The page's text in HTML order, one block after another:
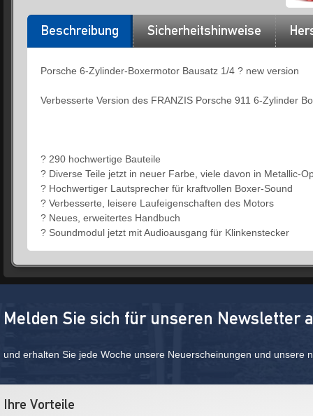
Beschreibung Sicherheitshinweise
Porsche 6-Zylinder-Boxermotor Bausatz 1/4 ? new version
Verbesserte Version des FRANZIS Porsche 911 6-Zylinder
? 290 hochwertige Bauteile
? Diverse Teile jetzt in neuer Farbe, viele davon in Metallic-
? Hochwertiger Lautsprecher für kraftvollen Boxer-Sound
? Verbesserte, leisere Laufeigenschaften des Motors
? Neues, erweitertes Handbuch
? Soundmodul jetzt mit Audioausgang für Klinkenstecker
Melden Sie sich für unseren Newsletter
und erhalten Sie jede Woche unsere Neuerscheinungen und unsere
Ihre Vorteile